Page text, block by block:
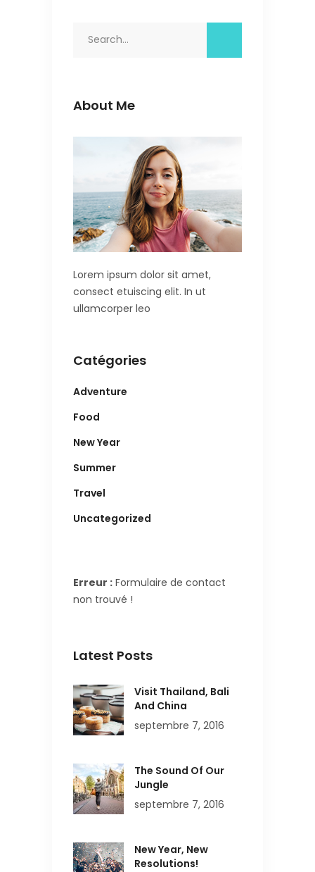
About Me
Lorem ipsum dolor sit amet,
consect etuiscing elit. In ut
ullamcorper leo
Catégories
Adventure
Food
New Year
Summer
Travel
Uncategorized
Erreur : Formulaire de contact
non trouvé !
Latest Posts
Visit Thailand, Bali
And China
septembre 7, 2016
The Sound Of Our
Jungle
septembre 7, 2016
New Year, New
Resolutions!